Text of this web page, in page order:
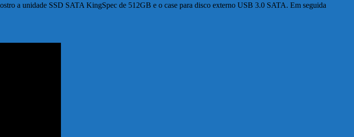
a unidade SSD SATA KingSpec de 512GB e o case para disco externo USB 3.0 SATA. Em seguida